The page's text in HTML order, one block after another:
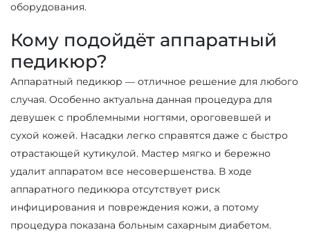
оборудования.
Кому подойдёт аппаратный
педикюр?
Аппаратный педикюр — отличное решение для любого
случая. Особенно актуальна данная процедура для
девушек с проблемными ногтями, ороговевшей и
сухой кожей. Насадки легко справятся даже с быстро
отрастающей кутикулой. Мастер мягко и бережно
удалит аппаратом все несовершенства. В ходе
аппаратного педикюра отсутствует риск
инфицирования и повреждения кожи, а потому
процедура показана больным сахарным диабетом.